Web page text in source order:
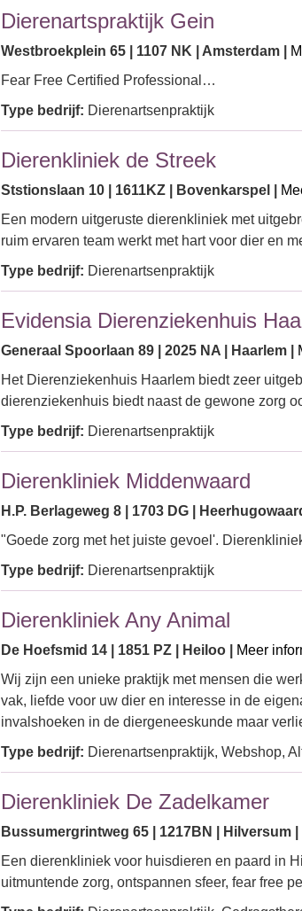
Dierenartspraktijk Gein
Westbroekplein 65 | 1107 NK | Amsterdam |
Fear Free Certified Professional…
Type bedrijf: Dierenartsenpraktijk
Dierenkliniek de Streek
Ststionslaan 10 | 1611KZ | Bovenkarspel |
Een modern uitgeruste dierenkliniek met
ruim ervaren team werkt met hart voor dier en
Type bedrijf: Dierenartsenpraktijk
Evidensia Dierenziekenhuis
Generaal Spoorlaan 89 | 2025 NA | Haarlem |
Het Dierenziekenhuis Haarlem biedt zeer
dierenziekenhuis biedt naast de gewone zorg
Type bedrijf: Dierenartsenpraktijk
Dierenkliniek Middenwaard
H.P. Berlageweg 8 | 1703 DG |
"Goede zorg met het juiste gevoel'.
Type bedrijf: Dierenartsenpraktijk
Dierenkliniek Any Animal
De Hoefsmid 14 | 1851 PZ | Heiloo |
Meer
Wij zijn een unieke praktijk met mensen die
vak, liefde voor uw dier en interesse in de
invalshoeken in de diergeneeskunde maar
Type bedrijf: Dierenartsenpraktijk, Webshop,
Dierenkliniek De Zadelkamer
Bussumergrintweg 65 | 1217BN | Hilversum |
Een dierenkliniek voor huisdieren en paard in
uitmuntende zorg, ontspannen sfeer, fear free